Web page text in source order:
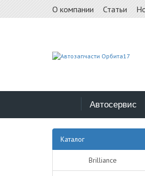
О компании Статьи
Автосервис
Каталог
Brilliance